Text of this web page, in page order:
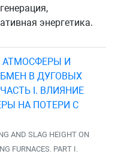
энергетика.
И
В ДУГОВЫХ
I. ВЛИЯНИЕ
НА ПОТЕРИ С
AND SLAG HEIGHT ON
FURNACES. PART I.